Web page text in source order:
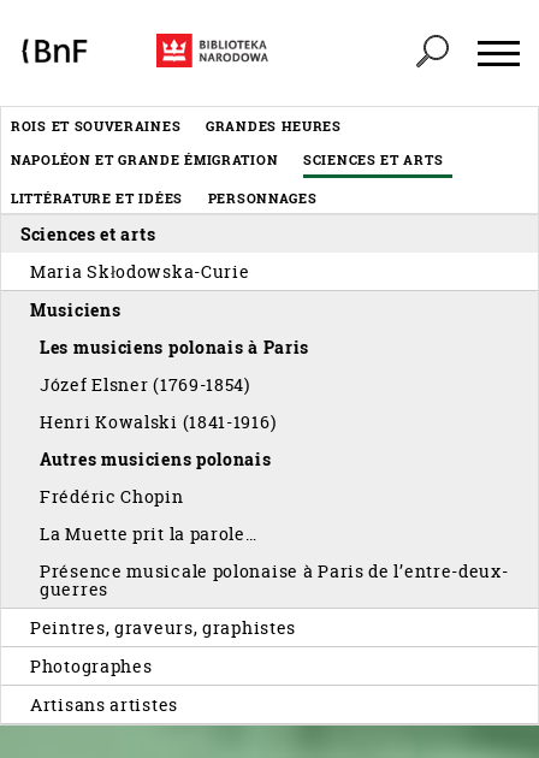
Menu
éditorial
ROIS ET SOUVERAINES
GRANDES HEURES
NAPOLÉON ET GRANDE ÉMIGRATION
SCIENCES ET ARTS
LITTÉRATURE ET IDÉES PERSONNAGES
Sciences et arts
Maria Skłodowska-Curie
Musiciens
Les musiciens polonais à Paris
Józef Elsner (1769-1854)
Henri Kowalski (1841-1916)
Autres musiciens polonais
Frédéric Chopin
La Muette prit la parole…
Présence musicale polonaise à Paris de l’entre-deux-
guerres
Peintres, graveurs, graphistes
Photographes
Artisans artistes